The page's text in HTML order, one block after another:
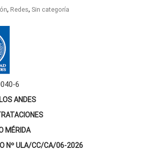
, Redes, Sin categoría
6
ANDES
MÉRIDA
Nº ULA/CC/CA/06-2026